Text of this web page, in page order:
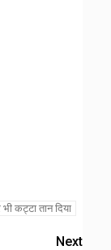
कट्टा तान दिया
Next